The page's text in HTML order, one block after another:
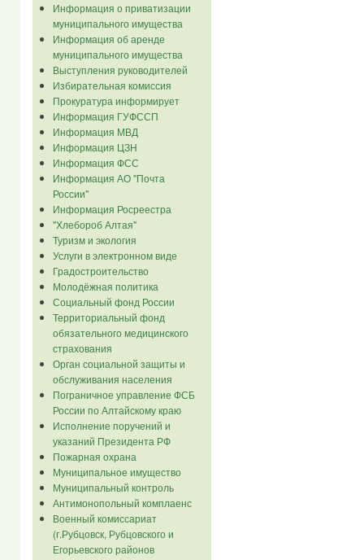
Информация о приватизации
муниципального имущества
Информация об аренде
муниципального имущества
Выступления руководителей
Избирательная комиссия
Прокуратура информирует
Информация ГУФССП
Информация МВД
Информация ЦЗН
Информация ФСС
Информация АО "Почта
России"
Информация Росреестра
"Хлебороб Алтая"
Туризм и экология
Услуги в электронном виде
Градостроительство
Молодёжная политика
Социальный фонд России
Территориальный фонд
обязательного медицинского
страхования
Орган социальной защиты и
обслуживания населения
Пограничное управление ФСБ
России по Алтайскому краю
Исполнение поручений и
указаний Президента РФ
Пожарная охрана
Муниципальное имущество
Муниципальный контроль
Антимонопольный комплаенс
Военный комиссариат
(г.Рубцовск, Рубцовского и
Егорьевского районов